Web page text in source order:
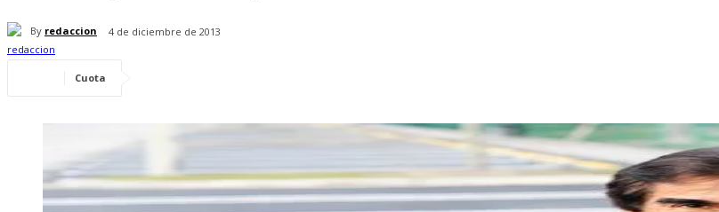
By redaccion 4 de diciembre de 2013
Cuota